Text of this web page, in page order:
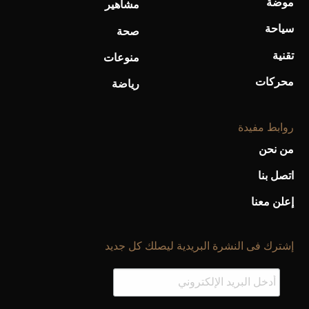
موضة
سياحة
تقنية
محركات
مشاهير
صحة
منوعات
رياضة
روابط مفيدة
من نحن
اتصل بنا
إعلن معنا
إشترك فى النشرة البريدية ليصلك كل جديد